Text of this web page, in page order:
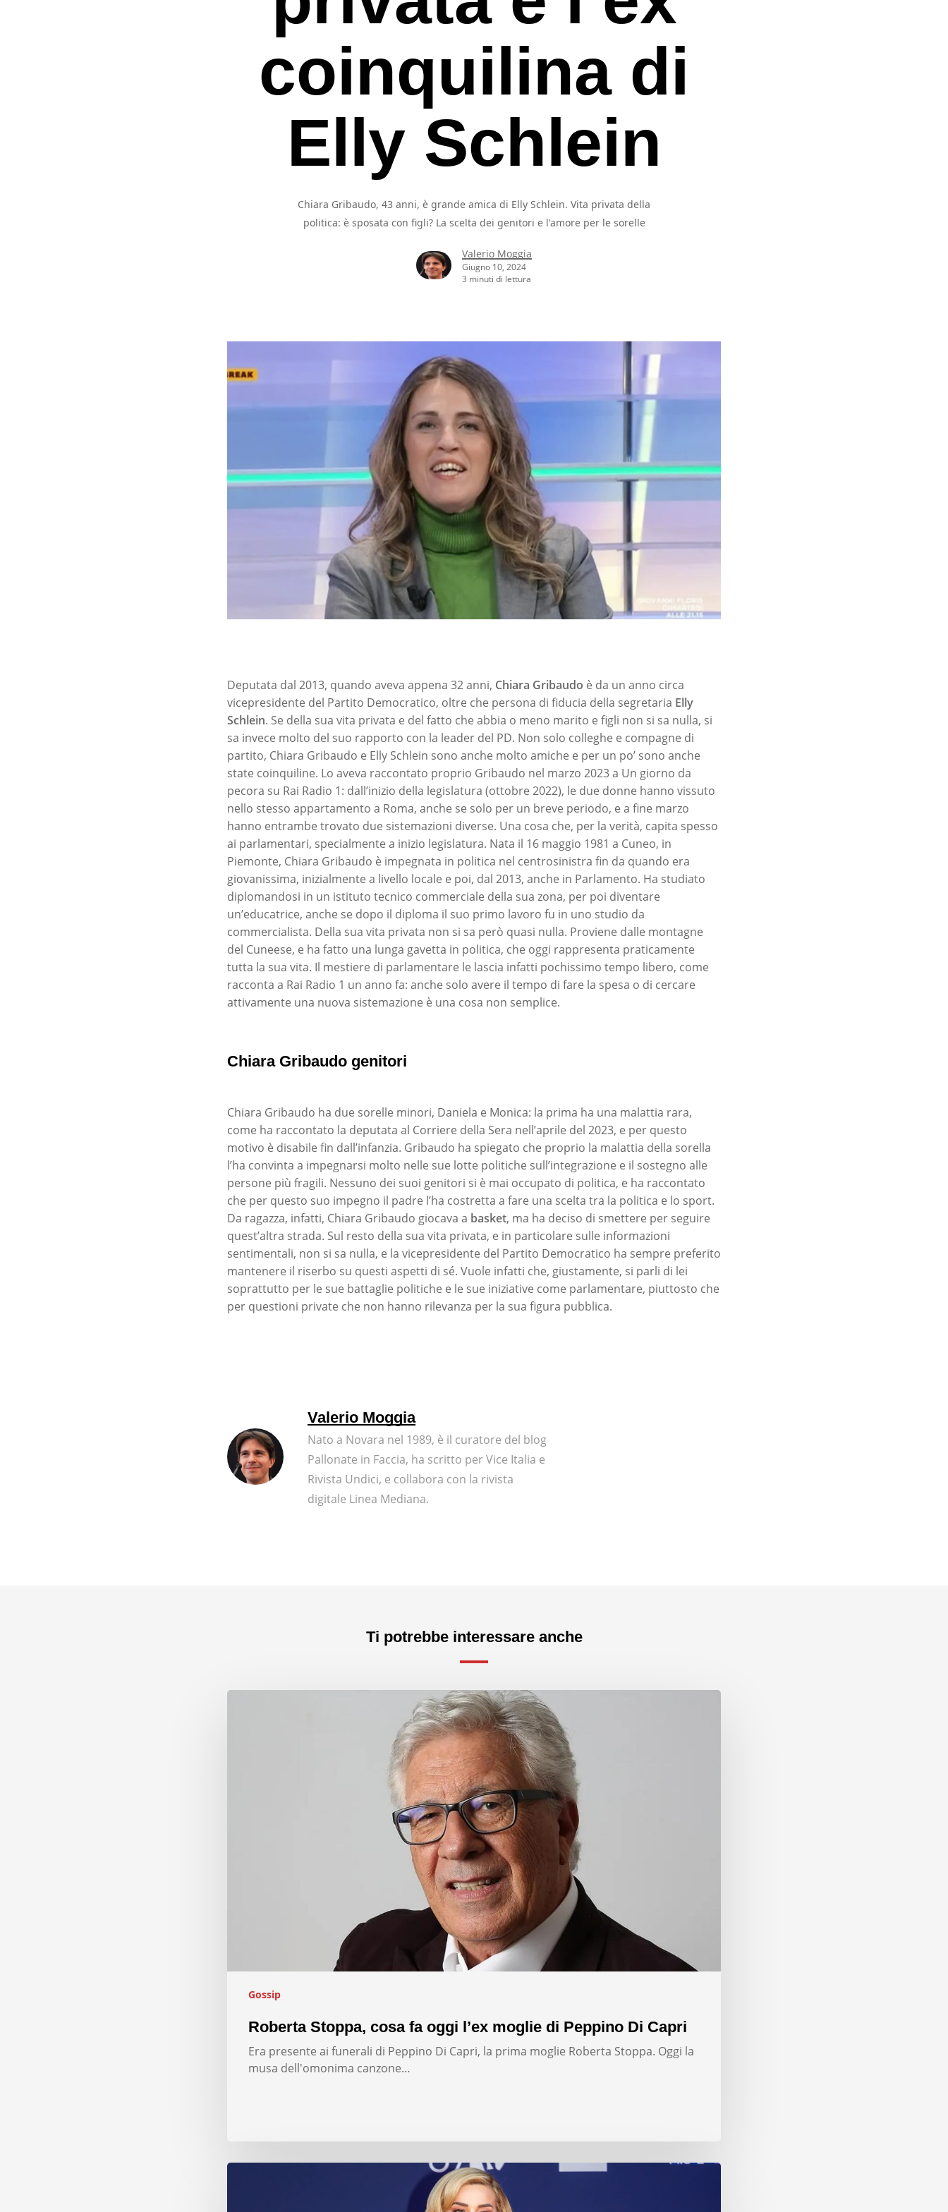
coinquilina di
Elly Schlein
Chiara Gribaudo, 43 anni, è grande amica di Elly Schlein. Vita privata della
politica: è sposata con figli? La scelta dei genitori e l'amore per le sorelle
Valerio Moggia
Giugno 10, 2024
3 minuti di lettura
Deputata dal 2013, quando aveva appena 32 anni, Chiara Gribaudo è da un anno circa
vicepresidente del Partito Democratico, oltre che persona di fiducia della segretaria Elly
Schlein. Se della sua vita privata e del fatto che abbia o meno marito e figli non si sa nulla, si
sa invece molto del suo rapporto con la leader del PD. Non solo colleghe e compagne di
partito, Chiara Gribaudo e Elly Schlein sono anche molto amiche e per un po’ sono anche
state coinquiline. Lo aveva raccontato proprio Gribaudo nel marzo 2023 a Un giorno da
pecora su Rai Radio 1: dall’inizio della legislatura (ottobre 2022), le due donne hanno vissuto
nello stesso appartamento a Roma, anche se solo per un breve periodo, e a fine marzo
hanno entrambe trovato due sistemazioni diverse. Una cosa che, per la verità, capita spesso
ai parlamentari, specialmente a inizio legislatura. Nata il 16 maggio 1981 a Cuneo, in
Piemonte, Chiara Gribaudo è impegnata in politica nel centrosinistra fin da quando era
giovanissima, inizialmente a livello locale e poi, dal 2013, anche in Parlamento. Ha studiato
diplomandosi in un istituto tecnico commerciale della sua zona, per poi diventare
un’educatrice, anche se dopo il diploma il suo primo lavoro fu in uno studio da
commercialista. Della sua vita privata non si sa però quasi nulla. Proviene dalle montagne
del Cuneese, e ha fatto una lunga gavetta in politica, che oggi rappresenta praticamente
tutta la sua vita. Il mestiere di parlamentare le lascia infatti pochissimo tempo libero, come
racconta a Rai Radio 1 un anno fa: anche solo avere il tempo di fare la spesa o di cercare
attivamente una nuova sistemazione è una cosa non semplice.
Chiara Gribaudo genitori
Chiara Gribaudo ha due sorelle minori, Daniela e Monica: la prima ha una malattia rara,
come ha raccontato la deputata al Corriere della Sera nell’aprile del 2023, e per questo
motivo è disabile fin dall’infanzia. Gribaudo ha spiegato che proprio la malattia della sorella
l’ha convinta a impegnarsi molto nelle sue lotte politiche sull’integrazione e il sostegno alle
persone più fragili. Nessuno dei suoi genitori si è mai occupato di politica, e ha raccontato
che per questo suo impegno il padre l’ha costretta a fare una scelta tra la politica e lo sport.
Da ragazza, infatti, Chiara Gribaudo giocava a basket, ma ha deciso di smettere per seguire
quest’altra strada. Sul resto della sua vita privata, e in particolare sulle informazioni
sentimentali, non si sa nulla, e la vicepresidente del Partito Democratico ha sempre preferito
mantenere il riserbo su questi aspetti di sé. Vuole infatti che, giustamente, si parli di lei
soprattutto per le sue battaglie politiche e le sue iniziative come parlamentare, piuttosto che
per questioni private che non hanno rilevanza per la sua figura pubblica.
Valerio Moggia
Nato a Novara nel 1989, è il curatore del blog
Pallonate in Faccia, ha scritto per Vice Italia e
Rivista Undici, e collabora con la rivista
digitale Linea Mediana.
Ti potrebbe interessare anche
Gossip
Roberta Stoppa, cosa fa oggi l’ex moglie di Peppino Di Capri
Era presente ai funerali di Peppino Di Capri, la prima moglie Roberta Stoppa. Oggi la
musa dell'omonima canzone…